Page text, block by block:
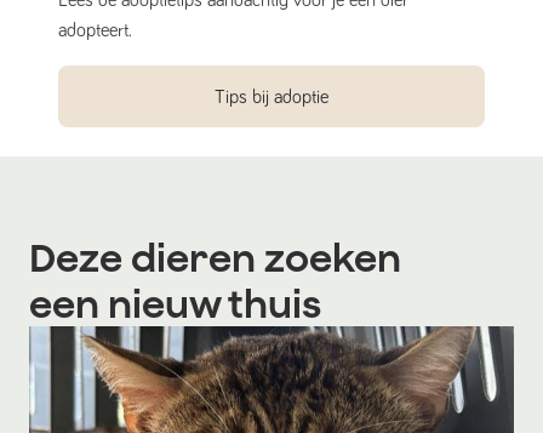
adopteert.
Tips bij adoptie
Deze dieren zoeken
een nieuw thuis